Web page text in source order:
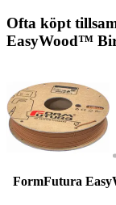
Ofta köpt
EasyWood™
FormFutura